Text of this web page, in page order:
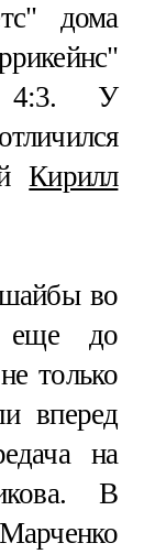
дома
4:3. У
Кирилл
во
еще до
только
вперед
на
В